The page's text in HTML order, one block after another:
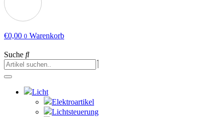
€0,00 0 Warenkorb
Suche
Licht
Elektroartikel
Lichtsteuerung